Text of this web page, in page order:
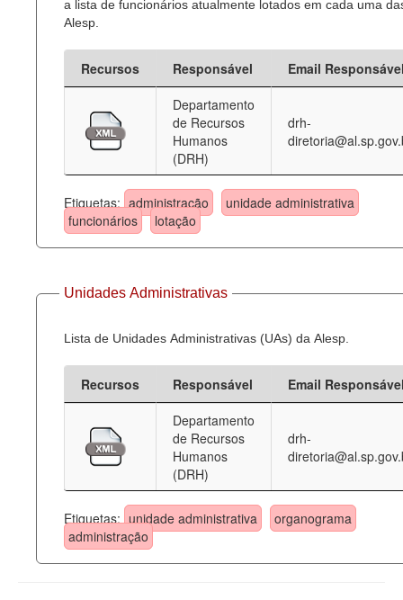
a lista de funcionários atualmente lotados em cada uma
Alesp.
Recursos Responsável
Email
Departamento
de Recursos
Humanos
(DRH)
drh-
Etiquetas: administração
unidade administrativa
funcionários
lotação
Unidades Administrativas
Lista de Unidades Administrativas (UAs) da Alesp.
Recursos Responsável
Email
Departamento
de Recursos
Humanos
(DRH)
drh-
Etiquetas: unidade administrativa
organograma
administração